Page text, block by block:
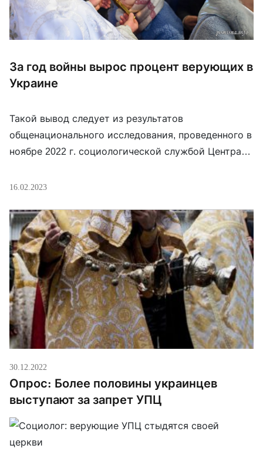
За год войны вырос процент верующих в
Украине
Такой вывод следует из результатов
общенационального исследования, проведенного в
ноябре 2022 г. социологической службой Центра
февраля на Профессиональной дискуссии «Война и
Украине-2022», организованной Центром
Разумкова совместно с Представительством
Фонда Конрада Аденауэра в Украине. Число
верующих в Украине, согласно исследованию,
приближается к 3/4: если в 2021-м таковыми […]
16.02.2023
30.12.2022
Опрос: Более половины украинцев
выступают за запрет УПЦ